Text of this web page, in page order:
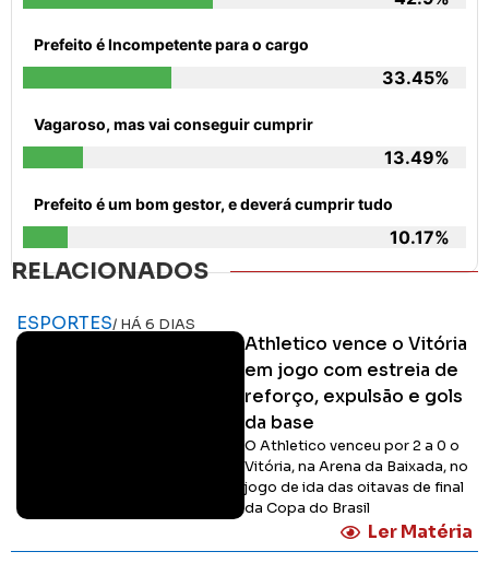
Prefeito é Incompetente para o cargo
33.45%
Vagaroso, mas vai conseguir cumprir
13.49%
Prefeito é um bom gestor, e deverá cumprir tudo
10.17%
RELACIONADOS
ESPORTES/ HÁ 6 DIAS
Athletico vence o Vitória
em jogo com estreia de
reforço, expulsão e gols
da base
O Athletico venceu por 2 a 0 o
Vitória, na Arena da Baixada, no
jogo de ida das oitavas de final
da Copa do Brasil
Ler Matéria